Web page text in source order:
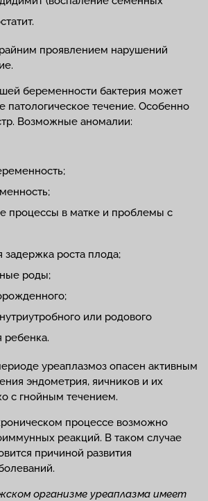
проявлением нарушений
беременности бактерия может
патологическое течение. Особенно
Возможные аномалии:
процессы в матке и проблемы с
задержка роста плода;
роды;
или родового
ребенка.
уреаплазмоз опасен активным
эндометрия, яичников и их
с гнойным течением.
процессе возможно
реакций. В таком случае
причиной развития
организме уреаплазма имеет